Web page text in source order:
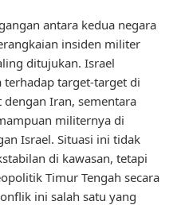
antara kedua negara
insiden militer
ditujukan. Israel
terhadap target-target di
Iran, sementara
militernya di
Israel. Situasi ini tidak
di kawasan, tetapi
Timur Tengah secara
ini salah satu yang